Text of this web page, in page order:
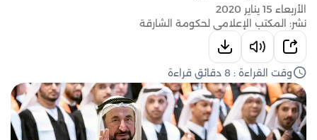
الأربعاء 15 يناير 2020
نشر: المكتب الإعلامي لحكومة الشارقة
وقت القراءة : 8 دقائق قراءة